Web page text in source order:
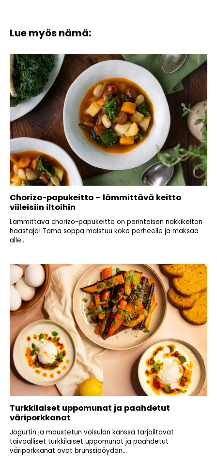
Lue myös nämä:
Chorizo-papukeitto – lämmittävä keitto
viileisiin iltoihin
Lämmittävä chorizo-papukeitto on perinteisen nakkikeiton
haastaja! Tämä soppa maistuu koko perheelle ja maksaa
alle...
Turkkilaiset uppomunat ja paahdetut
väriporkkanat
Jogurtin ja maustetun voisulan kanssa tarjoiltavat
taivaalliset turkkilaiset uppomunat ja paahdetut
väriporkkanat ovat brunssipöydän...